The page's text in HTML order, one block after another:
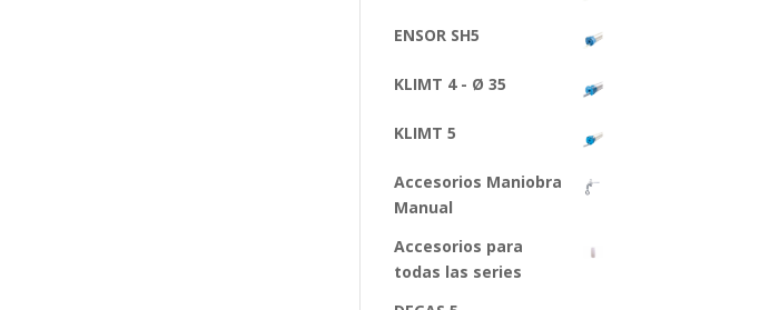
ENSOR SH5
KLIMT 4 - Ø 35
KLIMT 5
Accesorios Maniobra
Manual
Accesorios para
todas las series